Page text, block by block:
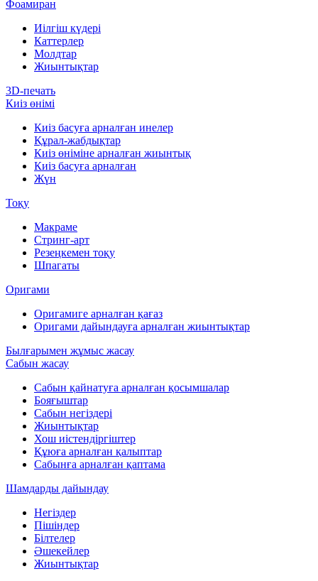
Фоамиран
Иілгіш күдері
Каттерлер
Молдтар
Жиынтықтар
3D-печать
Киіз өнімі
Киіз басуға арналған инелер
Құрал-жабдықтар
Киіз өніміне арналған жиынтық
Киіз басуға арналған
Жүн
Тоқу
Макраме
Стринг-арт
Резеңкемен тоқу
Шпагаты
Оригами
Оригамиге арналған қағаз
Оригами дайындауға арналған жиынтықтар
Былғарымен жұмыс жасау
Сабын жасау
Сабын қайнатуға арналған қосымшалар
Бояғыштар
Сабын негіздері
Жиынтықтар
Хош иістендіргіштер
Құюға арналған қалыптар
Сабынға арналған қаптама
Шамдарды дайындау
Негіздер
Пішіндер
Білтелер
Әшекейлер
Жиынтықтар